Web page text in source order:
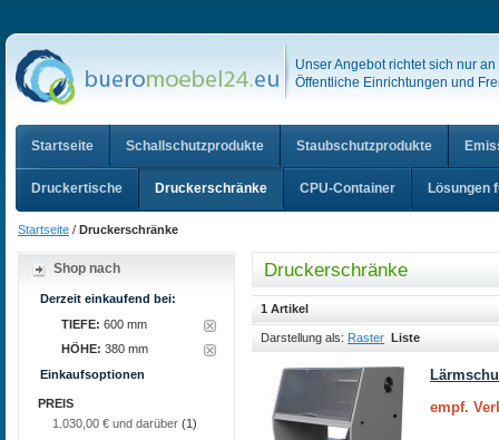
Unser Angebot richtet sich nur
Öffentliche Einrichtungen und
Startseite Schallschutzprodukte Staubschutzprodukte
Druckertische Druckerschränke CPU-Container Lösungen
Startseite / Druckerschränke
Druckerschränke
1 Artikel
Darstellung als: Raster Liste
empf.
Shop nach
Derzeit einkaufend bei:
TIEFE: 600 mm
HÖHE: 380 mm
Einkaufsoptionen
PREIS
1.030,00 € und darüber (1)